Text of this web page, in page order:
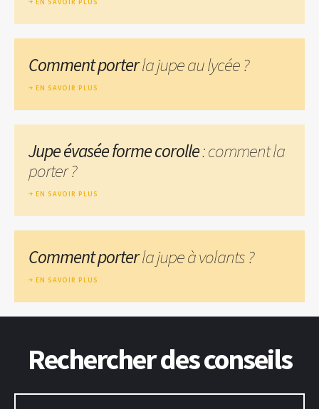
Comment porterla jupe au lycée ?
EN SAVOIR PLUS
Jupe évasée forme corolle: comment la
porter ?
EN SAVOIR PLUS
Comment porterla jupe à volants ?
EN SAVOIR PLUS
Rechercher des conseils